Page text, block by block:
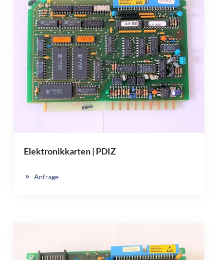
Elektronikkarten | PDIZ
Anfrage